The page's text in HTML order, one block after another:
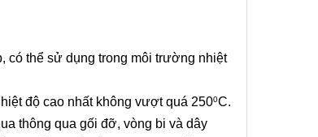
có thể sử dụng trong môi trường nhiệt
độ cao nhất không vượt quá 2500C.
thông qua gối đỡ, vòng bi và dây